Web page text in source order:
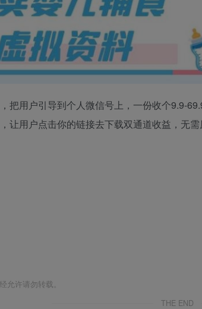
把用户引导到个人微信号上，一份收个9.9-
让用户点击你的链接去下载双通道收益，无
允许请勿转载。
THE END